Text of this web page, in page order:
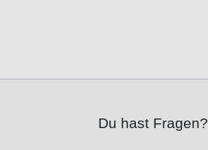
Du hast Fragen?